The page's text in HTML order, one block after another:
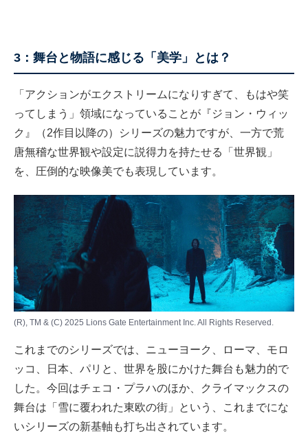
3：舞台と物語に感じる「美学」とは？
「アクションがエクストリームになりすぎて、もはや笑
ってしまう」領域になっていることが『ジョン・ウィッ
ク』（2作目以降の）シリーズの魅力ですが、一方で荒
唐無稽な世界観や設定に説得力を持たせる「世界観」
を、圧倒的な映像美でも表現しています。
(R), TM & (C) 2025 Lions Gate Entertainment Inc. All Rights Reserved.
これまでのシリーズでは、ニューヨーク、ローマ、モロ
ッコ、日本、パリと、世界を股にかけた舞台も魅力的で
した。今回はチェコ・プラハのほか、クライマックスの
舞台は「雪に覆われた東欧の街」という、これまでにな
いシリーズの新基軸も打ち出されています。